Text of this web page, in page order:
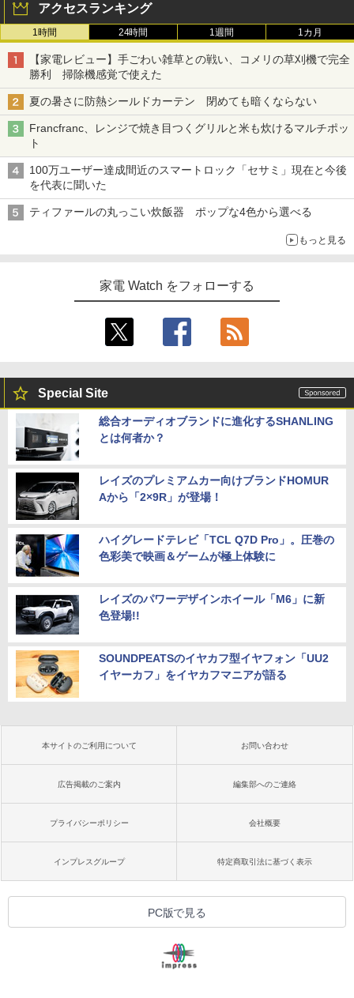
アクセスランキング
1時間 24時間 1週間 1カ月
【家電レビュー】手ごわい雑草との戦い、コメリの草刈機で完全
勝利 掃除機感覚で使えた
夏の暑さに防熱シールドカーテン 閉めても暗くならない
Francfranc、レンジで焼き目つくグリルと米も炊けるマルチポッ
ト
100万ユーザー達成間近のスマートロック「セサミ」現在と今後
を代表に聞いた
ティファールの丸っこい炊飯器 ポップな4色から選べる
もっと見る
家電 Watch をフォローする
Special Site
総合オーディオブランドに進化するSHANLING
とは何者か？
レイズのプレミアムカー向けブランドHOMUR
Aから「2×9R」が登場！
ハイグレードテレビ「TCL Q7D Pro」。圧巻の
色彩美で映画＆ゲームが極上体験に
レイズのパワーデザインホイール「M6」に新
色登場!!
SOUNDPEATSのイヤカフ型イヤフォン「UU2
イヤーカフ」をイヤカフマニアが語る
本サイトのご利用について お問い合わせ
広告掲載のご案内 編集部へのご連絡
プライバシーポリシー 会社概要
インプレスグループ 特定商取引法に基づく表示
PC版で見る